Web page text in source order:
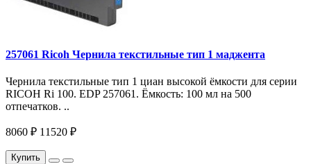
257061 Ricoh Чернила текстильные тип 1 маджента
Чернила текстильные тип 1 циан высокой ёмкости для серии
RICOH Ri 100. EDP 257061. Ёмкость: 100 мл на 500
отпечатков. ..
8060 ₽ 11520 ₽
Купить